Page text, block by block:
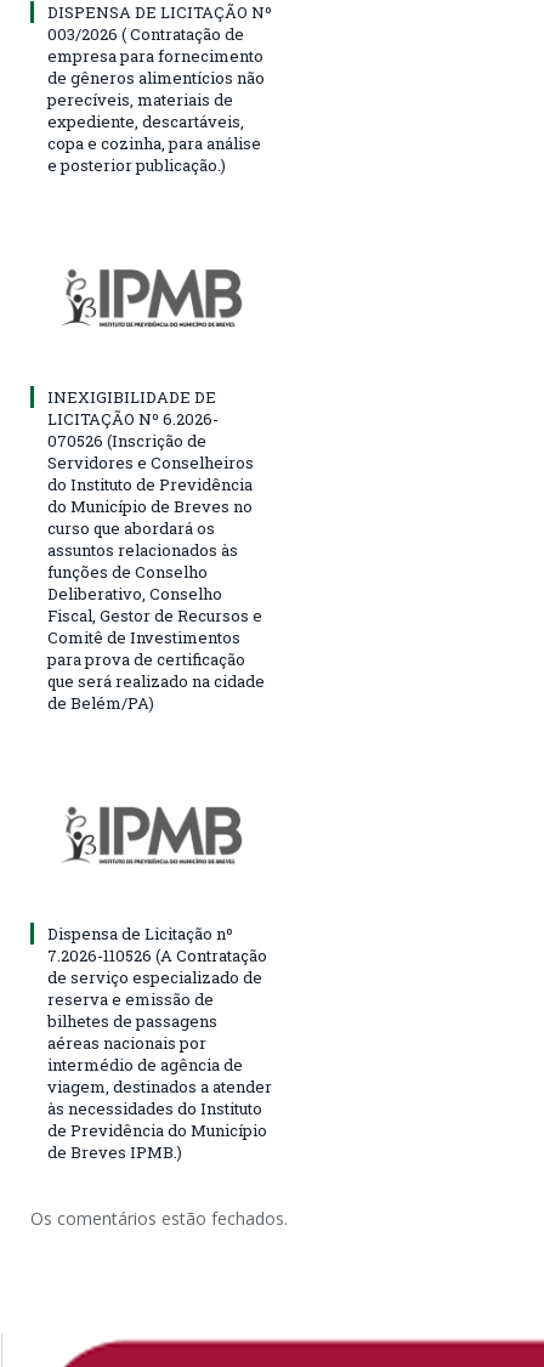
DISPENSA DE LICITAÇÃO Nº
003/2026 ( Contratação de
empresa para fornecimento
de gêneros alimentícios não
perecíveis, materiais de
expediente, descartáveis,
copa e cozinha, para análise
e posterior publicação.)
INEXIGIBILIDADE DE
LICITAÇÃO Nº 6.2026-
070526 (Inscrição de
Servidores e Conselheiros
do Instituto de Previdência
do Município de Breves no
curso que abordará os
assuntos relacionados às
funções de Conselho
Deliberativo, Conselho
Fiscal, Gestor de Recursos e
Comitê de Investimentos
para prova de certificação
que será realizado na cidade
de Belém/PA)
Dispensa de Licitação nº
7.2026-110526 (A Contratação
de serviço especializado de
reserva e emissão de
bilhetes de passagens
aéreas nacionais por
intermédio de agência de
viagem, destinados a atender
às necessidades do Instituto
de Previdência do Município
de Breves IPMB.)
Os comentários estão fechados.